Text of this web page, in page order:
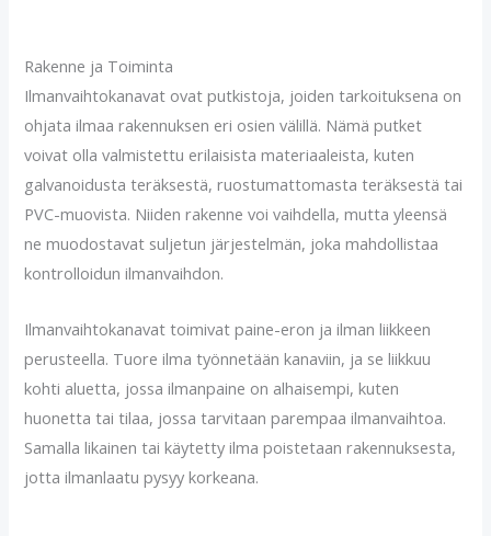
Rakenne ja Toiminta
Ilmanvaihtokanavat ovat putkistoja, joiden tarkoituksena on
ohjata ilmaa rakennuksen eri osien välillä. Nämä putket
voivat olla valmistettu erilaisista materiaaleista, kuten
galvanoidusta teräksestä, ruostumattomasta teräksestä tai
PVC-muovista. Niiden rakenne voi vaihdella, mutta yleensä
ne muodostavat suljetun järjestelmän, joka mahdollistaa
kontrolloidun ilmanvaihdon.
Ilmanvaihtokanavat toimivat paine-eron ja ilman liikkeen
perusteella. Tuore ilma työnnetään kanaviin, ja se liikkuu
kohti aluetta, jossa ilmanpaine on alhaisempi, kuten
huonetta tai tilaa, jossa tarvitaan parempaa ilmanvaihtoa.
Samalla likainen tai käytetty ilma poistetaan rakennuksesta,
jotta ilmanlaatu pysyy korkeana.